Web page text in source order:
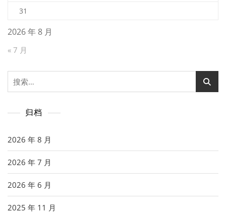
2026 年 8 月
31
« 7 月
搜
索：
归档
2026 年 8 月
2026 年 7 月
2026 年 6 月
2025 年 11 月